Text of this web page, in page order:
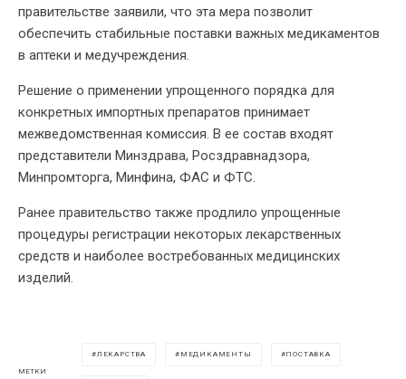
правительстве заявили, что эта мера позволит
обеспечить стабильные поставки важных медикаментов
в аптеки и медучреждения.
Решение о применении упрощенного порядка для
конкретных импортных препаратов принимает
межведомственная комиссия. В ее состав входят
представители Минздрава, Росздравнадзора,
Минпромторга, Минфина, ФАС и ФТС.
Ранее правительство также продлило упрощенные
процедуры регистрации некоторых лекарственных
средств и наиболее востребованных медицинских
изделий.
МЕТКИ
ЛЕКАРСТВА МЕДИКАМЕНТЫ ПОСТАВКА